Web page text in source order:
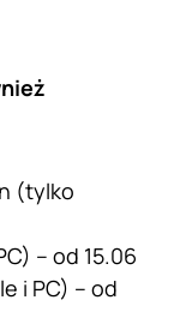
(tylko
– od 15.06
i PC) – od